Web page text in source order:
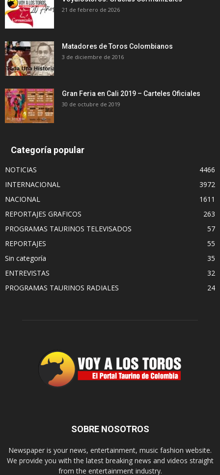
21 de febrero de 2026
Matadores de Toros Colombianos
3 de diciembre de 2016
Gran Feria en Cali 2019 – Carteles Oficiales
30 de octubre de 2019
Categoría popular
NOTICIAS
4466
INTERNACIONAL
3972
NACIONAL
1611
REPORTAJES GRAFICOS
263
PROGRAMAS TAURINOS TELEVISADOS
57
REPORTAJES
55
Sin categoría
35
ENTREVISTAS
32
PROGRAMAS TAURINOS RADIALES
24
SOBRE NOSOTROS
Newspaper is your news, entertainment, music fashion website.
We provide you with the latest breaking news and videos straight
from the entertainment industry.